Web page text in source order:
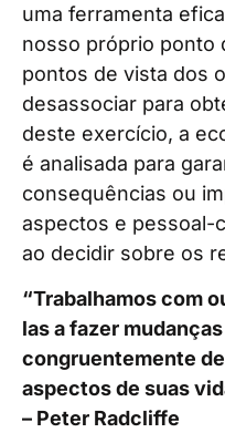
uma ferramenta
nosso próprio ponto
pontos de vista dos
desassociar para
deste exercício, a
é analisada para
consequências ou
aspectos e pessoal-
ao decidir sobre os
“Trabalhamos com
las a fazer
congruentemente
aspectos de suas
– Peter Radcliffe